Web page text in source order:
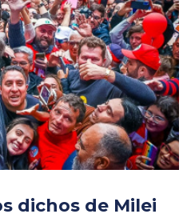
dichos de Milei